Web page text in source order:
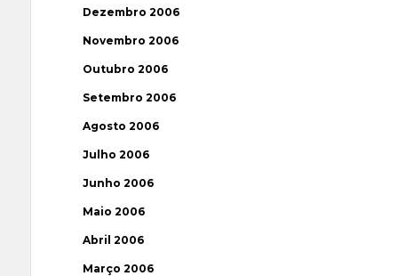
Dezembro 2006
Novembro 2006
Outubro 2006
Setembro 2006
Agosto 2006
Julho 2006
Junho 2006
Maio 2006
Abril 2006
Março 2006